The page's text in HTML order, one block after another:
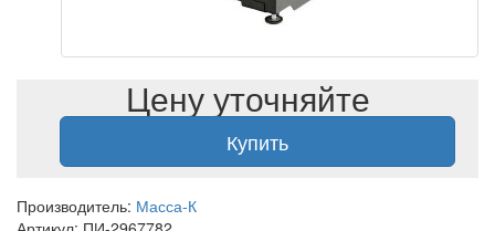
Цену уточняйте
Купить
Производитель: Масса-К